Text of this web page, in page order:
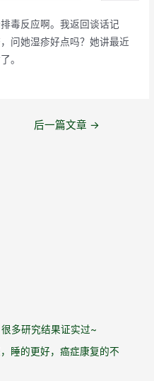
毒反应啊。我返回谈话记
问她湿疹好点吗？她讲最近
。
后一篇文章 →
多研究结果证实过~
睡的更好，癌症康复的不